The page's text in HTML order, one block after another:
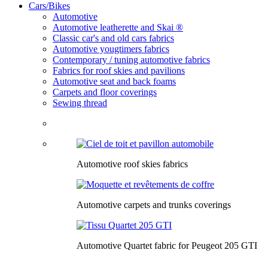
Cars/Bikes
Automotive
Automotive leatherette and Skai ®
Classic car's and old cars fabrics
Automotive yougtimers fabrics
Contemporary / tuning automotive fabrics
Fabrics for roof skies and pavilions
Automotive seat and back foams
Carpets and floor coverings
Sewing thread
Automotive roof skies fabrics
Automotive carpets and trunks coverings
Automotive Quartet fabric for Peugeot 205 GTI